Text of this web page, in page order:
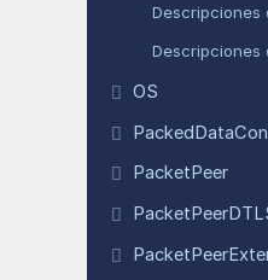
Descripciones
Descripciones
OS
PackedData
Packet Peer
Packet Peer
PacketPeer